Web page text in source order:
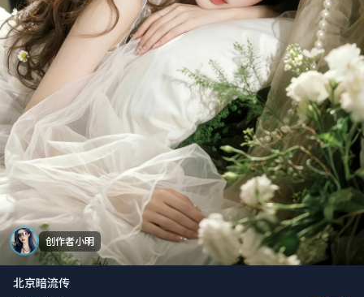
创作者小明
北京暗流传